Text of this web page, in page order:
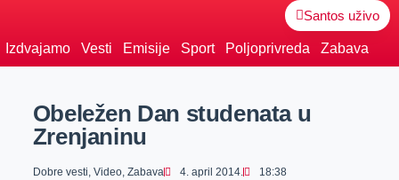
Santos uživo
Izdvajamo Vesti Emisije Sport Poljoprivreda Zabava
Obeležen Dan studenata u
Zrenjaninu
Dobre vesti, Video, Zabava 4. april 2014. 18:38